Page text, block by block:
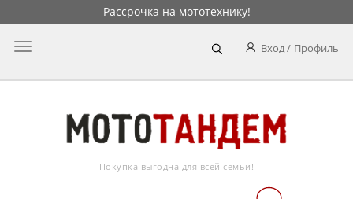
Рассрочка на мототехнику!
Вход Профиль
Главное
Покупка выгодна для всей семьи!